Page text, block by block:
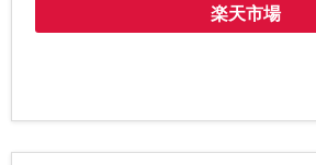
楽天市場